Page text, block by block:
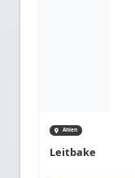
Ahlen
Leitbake